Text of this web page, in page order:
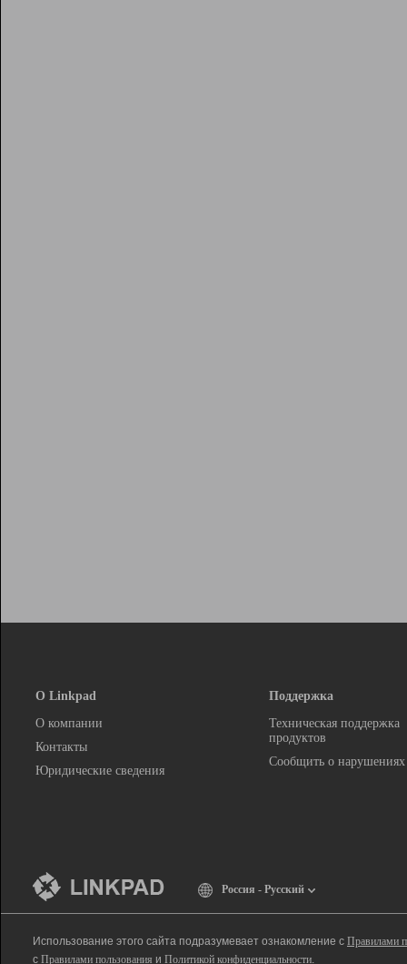
О Linkpad
О компании
Контакты
Юридические сведения
Поддержка
Техническая поддержка
продуктов
Сообщить о нарушениях
Россия - Русский
Использование этого сайта подразумевает ознакомление с Правилами
с Правилами пользования и Политикой конфиденциальности.